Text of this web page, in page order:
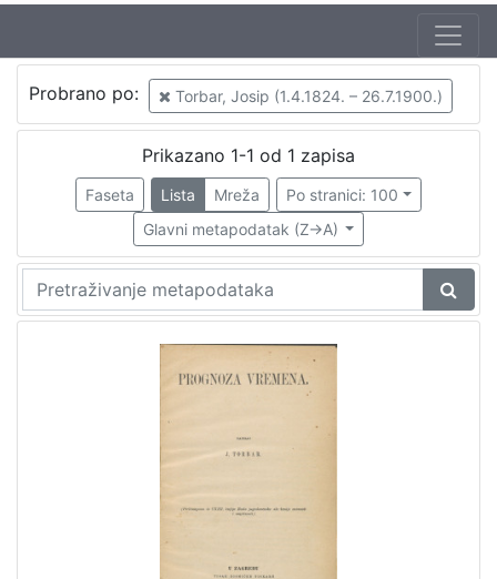
Probrano po: Torbar, Josip (1.4.1824. – 26.7.1900.)
Prikazano 1-1 od 1 zapisa
Faseta Lista Mreža
Po stranici: 100
Glavni metapodatak (Z->A)